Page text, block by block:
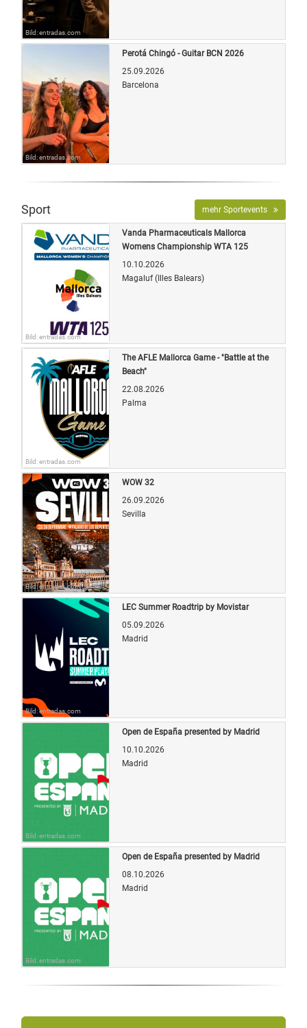
Bild: entradas.com
Bild: entradas.com
Perotá Chingó - Guitar BCN 2026
25.09.2026
Barcelona
Sport mehr Sportevents
Bild: entradas.com
Vanda Pharmaceuticals Mallorca
Womens Championship WTA 125
10.10.2026
Magaluf (Illes Balears)
Bild: entradas.com
The AFLE Mallorca Game - "Battle at the
Beach"
22.08.2026
Palma
Bild: entradas.com
WOW 32
26.09.2026
Sevilla
Bild: entradas.com
LEC Summer Roadtrip by Movistar
05.09.2026
Madrid
Bild: entradas.com
Open de España presented by Madrid
10.10.2026
Madrid
Bild: entradas.com
Open de España presented by Madrid
08.10.2026
Madrid